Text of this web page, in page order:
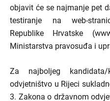
objavit će se najmanje pet
testiranje na web-
Republike Hrvatske
Ministarstva pravosuđa i
Za najboljeg
odvjetništvo u Rijeci
3. Zakona o državnom